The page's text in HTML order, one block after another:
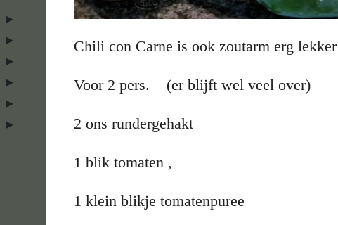
Chili con Carne is ook zoutarm erg lekker
Voor 2 pers. (er blijft wel veel over)
2 ons rundergehakt
1 blik tomaten ,
1 klein blikje tomatenpuree